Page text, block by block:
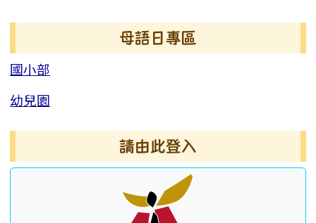
母語日專區
國小部
幼兒園
請由此登入